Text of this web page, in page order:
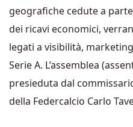
geografiche cedute a
dei ricavi economici,
legati a visibilità,
Serie A. L’assemblea
presieduta dal
della Federcalcio Carlo